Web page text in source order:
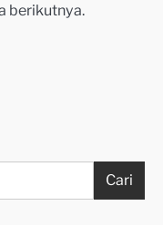
berikutnya.
Cari